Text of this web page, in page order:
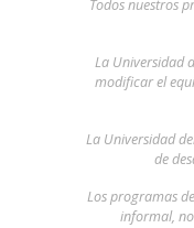
Todos nuestros
La Universidad
modificar el
La Universidad
de
Los programas
informal,